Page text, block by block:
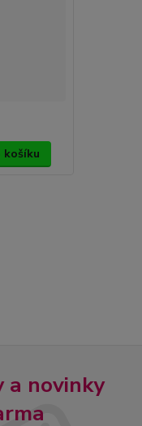
košíku
a novinky